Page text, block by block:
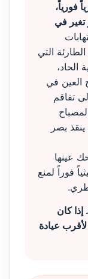
فورياً،
تغير في
التي
الحاد،
العين في
تفاقم
بصر
عينها
فوراً لمنع
كان
عيادة